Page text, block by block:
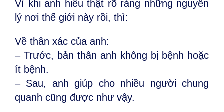
Vì khi anh hiểu thật rõ ràng những nguyên
lý nơi thế giới này rồi, thì:
Về thân xác của anh:
– Trước, bản thân anh không bị bệnh hoặc
ít bệnh.
– Sau, anh giúp cho nhiều người chung
quanh cũng được như vậy.